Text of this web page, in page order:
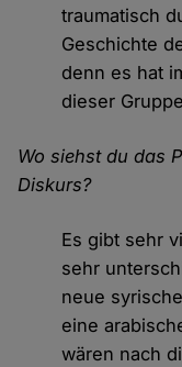
traumatisch
Geschichte
denn es hat
dieser
Wo siehst du das
Diskurs?
Es gibt sehr
sehr
neue
eine
wären nach